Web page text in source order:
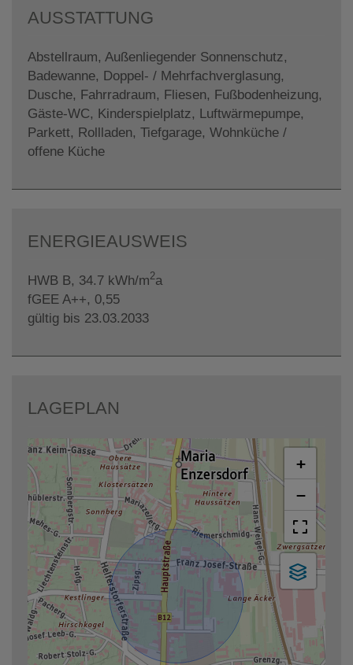
AUSSTATTUNG
Abstellraum Außenliegender Sonnenschutz
Badewanne Doppel- / Mehrfachverglasung
Dusche Fahrradraum Fliesen
Fußbodenheizung
Gäste-WC
Kinderspielplatz
Luftwärmepumpe
Parkett Rollladen Tiefgarage Wohnküche /
offene Küche
ENERGIEAUSWEIS
HWB B, 34.7 kWh/m2a
fGEE A++, 0,55
gültig bis 23.03.2033
LAGEPLAN
+
−